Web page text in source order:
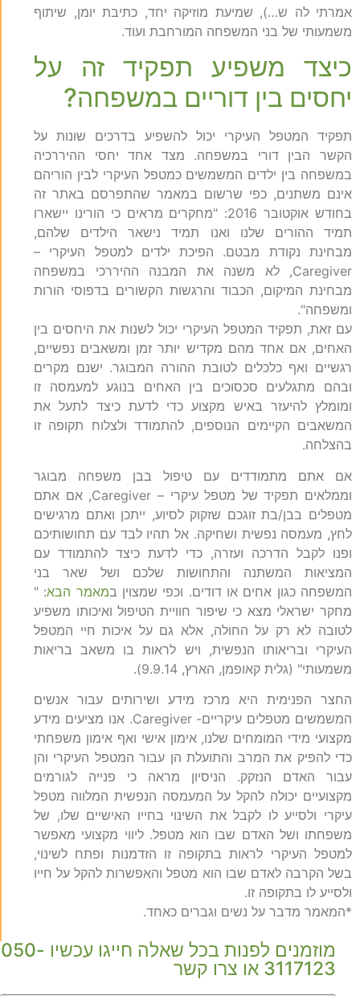
אמרתי לה ש…), שמיעת מוזיקה יחד, כתיבת יומן, שיתוף
משמעותי של בני המשפחה המורחבת ועוד.
כיצד משפיע תפקיד זה על
יחסים בין דוריים במשפחה?
תפקיד המטפל העיקרי יכול להשפיע בדרכים שונות על
הקשר הבין דורי במשפחה. מצד אחד יחסי ההיררכיה
במשפחה בין ילדים המשמשים כמטפל העיקרי לבין הוריהם
אינם משתנים, כפי שרשום במאמר שהתפרסם באתר זה
בחודש אוקטובר 2016: "מחקרים מראים כי הורינו יישארו
תמיד ההורים שלנו ואנו תמיד נישאר הילדים שלהם,
מבחינת נקודת מבטם. הפיכת ילדים למטפל העיקרי –
Caregiver, לא משנה את המבנה ההיררכי במשפחה
מבחינת המיקום, הכבוד והרגשות הקשורים בדפוסי הורות
ומשפחה".
עם זאת, תפקיד המטפל העיקרי יכול לשנות את היחסים בין
האחים, אם אחד מהם מקדיש יותר זמן ומשאבים נפשיים,
רגשיים ואף כלכלים לטובת ההורה המבוגר. ישנם מקרים
ובהם מתגלעים סכסוכים בין האחים בנוגע למעמסה זו
ומומלץ להיעזר באיש מקצוע כדי לדעת כיצד לתעל את
המשאבים הקיימים הנוספים, להתמודד ולצלוח תקופה זו
בהצלחה.
אם אתם מתמודדים עם טיפול בבן משפחה מבוגר
וממלאים תפקיד של מטפל עיקרי – Caregiver, אם אתם
מטפלים בבן/בת זוגכם שזקוק לסיוע, ייתכן ואתם מרגישים
לחץ, מעמסה נפשית ושחיקה. אל תהיו לבד עם תחושותיכם
ופנו לקבל הדרכה ועזרה, כדי לדעת כיצד להתמודד עם
המציאות המשתנה והתחושות שלכם ושל שאר בני
המשפחה כגון אחים או דודים. וכפי שמצוין במאמר הבא: "
מחקר ישראלי מצא כי שיפור חוויית הטיפול ואיכותו משפיע
לטובה לא רק על החולה, אלא גם על איכות חיי המטפל
העיקרי ובריאותו הנפשית, ויש לראות בו משאב בריאות
משמעותי" (גלית קאופמן, הארץ, 9.9.14).
החצר הפנימית היא מרכז מידע ושירותים עבור אנשים
המשמשים מטפלים עיקריים- Caregiver. אנו מציעים מידע
מקצועי מידי המומחים שלנו, אימון אישי ואף אימון משפחתי
כדי להפיק את המרב והתועלת הן עבור המטפל העיקרי והן
עבור האדם הנזקק. הניסיון מראה כי פנייה לגורמים
מקצועיים יכולה להקל על המעמסה הנפשית המלווה מטפל
עיקרי ולסייע לו לקבל את השינוי בחייו האישיים שלו, של
משפחתו ושל האדם שבו הוא מטפל. ליווי מקצועי מאפשר
למטפל העיקרי לראות בתקופה זו הזדמנות ופתח לשינוי,
בשל הקרבה לאדם שבו הוא מטפל והאפשרות להקל על חייו
ולסייע לו בתקופה זו.
*המאמר מדבר על נשים וגברים כאחד.
מוזמנים לפנות בכל שאלה חייגו עכשיו 050-
3117123 או צרו קשר